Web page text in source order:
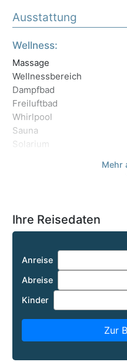
Ausstattung
Wellness:
Massage
Wellnessbereich
Dampfbad
Freiluftbad
Whirlpool
Sauna
Solarium
Mehr
Ihre Reisedaten
Anreise
Abreise
Kinder
Zur